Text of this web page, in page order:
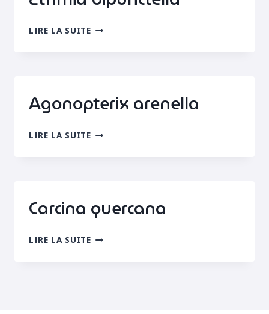
LIRE LA SUITEETHMIA
Agonopterix arenella
LIRE LA SUITEAGONOPTERIX
Carcina quercana
LIRE LA SUITECARCINA